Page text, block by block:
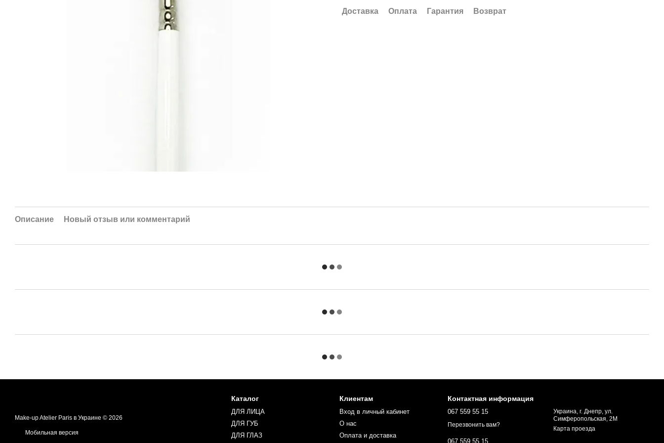
Доставка Оплата Гарантия Возврат
Описание Новый отзыв или комментарий
Make-up Atelier Paris в Украине © 2026
Мобильная версия
Каталог
ДЛЯ ЛИЦА
ДЛЯ ГУБ
ДЛЯ ГЛАЗ
Клиентам
Вход в личный кабинет
О нас
Оплата и доставка
Контактная информация
067 559 55 15
Перезвонить вам?
067 559 55 15
Украина, г. Днепр, ул.
Симферопольская, 2М
Карта проезда